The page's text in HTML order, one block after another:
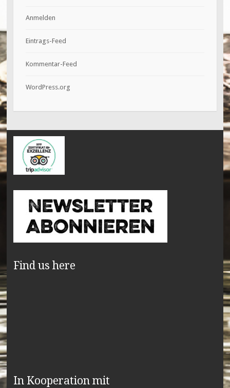
Anmelden
Eintrags-Feed
Kommentar-Feed
WordPress.org
Find us here
In Kooperation mit